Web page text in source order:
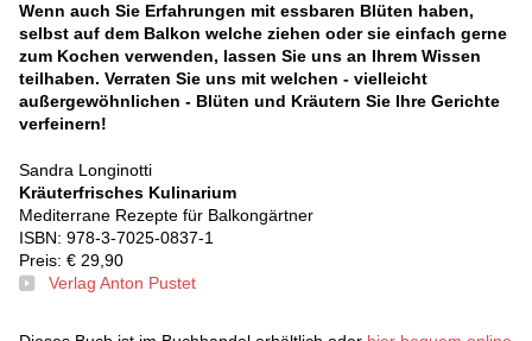
Wenn auch Sie Erfahrungen mit essbaren Blüten haben,
selbst auf dem Balkon welche ziehen oder sie einfach gerne
zum Kochen verwenden, lassen Sie uns an Ihrem Wissen
teilhaben. Verraten Sie uns mit welchen - vielleicht
außergewöhnlichen - Blüten und Kräutern Sie Ihre Gerichte
verfeinern!
Sandra Longinotti
Kräuterfrisches Kulinarium
Mediterrane Rezepte für Balkongärtner
ISBN: 978-3-7025-0837-1
Preis: € 29,90
Verlag Anton Pustet